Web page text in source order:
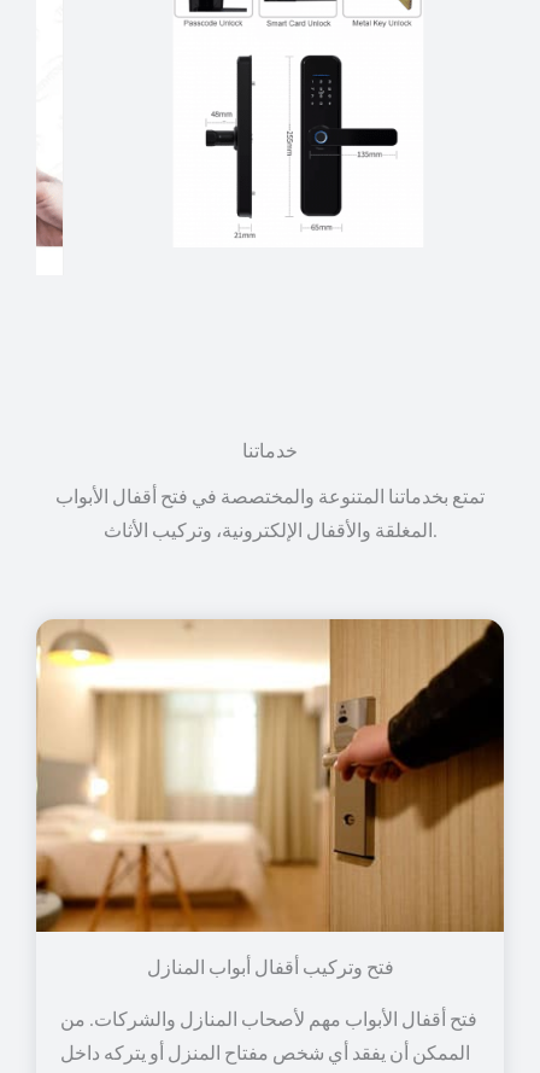
خدماتنا
تمتع بخدماتنا المتنوعة والمختصصة في فتح أقفال الأبواب
فتح وتركيب أقفال أبواب المنازل
فتح أقفال الأبواب مهم لأصحاب المنازل والشركات. من
الممكن أن يفقد أي شخص مفتاح المنزل أو يتركه داخل